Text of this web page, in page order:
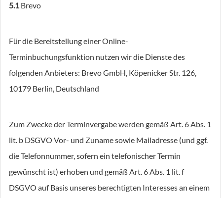
5.1 Brevo
Für die Bereitstellung einer Online-
Terminbuchungsfunktion nutzen wir die Dienste des
folgenden Anbieters: Brevo GmbH, Köpenicker Str. 126,
10179 Berlin, Deutschland
Zum Zwecke der Terminvergabe werden gemäß Art. 6 Abs. 1
lit. b DSGVO Vor- und Zuname sowie Mailadresse (und ggf.
die Telefonnummer, sofern ein telefonischer Termin
gewünscht ist) erhoben und gemäß Art. 6 Abs. 1 lit. f
DSGVO auf Basis unseres berechtigten Interesses an einem